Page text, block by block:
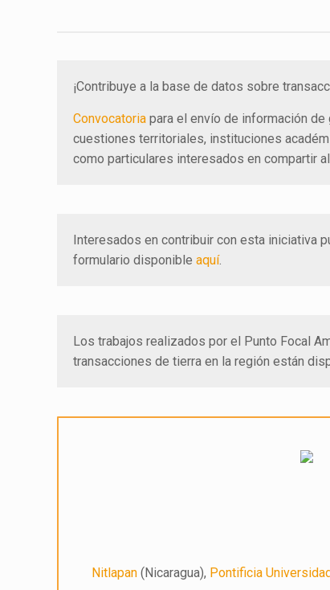
¡Contribuye a la base de datos sobre
Convocatoria para el envío de información
cuestiones territoriales, instituciones
como particulares interesados en compartir
Interesados en contribuir con esta iniciativa
formulario disponibleaquí.
Los trabajos realizados por el Punto Focal
transacciones de tierra en la región están
Nitlapan (Nicaragua), Pontificia